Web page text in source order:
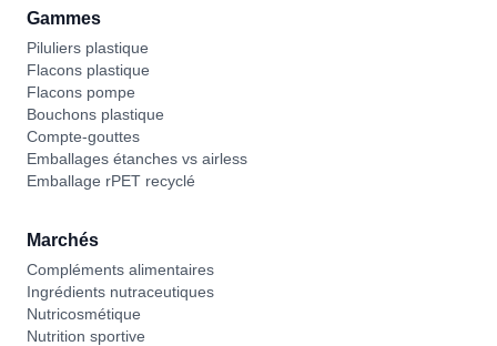
Gammes
Piluliers plastique
Flacons plastique
Flacons pompe
Bouchons plastique
Compte-gouttes
Emballages étanches vs airless
Emballage rPET recyclé
Marchés
Compléments alimentaires
Ingrédients nutraceutiques
Nutricosmétique
Nutrition sportive